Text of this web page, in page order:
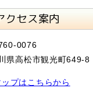
クセス案内
0076
県高松市観光町649-8
ップはこちらから